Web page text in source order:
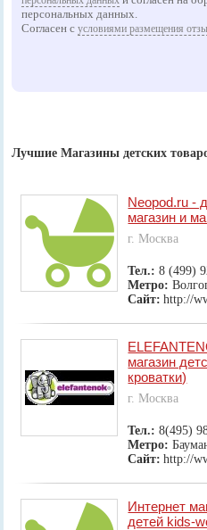
персональных данных.
Согласен сусловиями размещения
Лучшие Магазины детских
Neopod.ru -
магазин и
г. Москва
Тел.:8 (499)
Метро:
Сайт: http://
магазин
кроватки)
г. Москва
Тел.:8(495)
Метро:
Сайт: http://
Интернет
детей kids-